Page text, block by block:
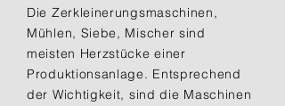
Die Zerkleinerungsmaschinen,
Mühlen, Siebe, Mischer sind
meisten Herzstücke einer
Produktionsanlage. Entsprechend
der Wichtigkeit, sind die Maschinen